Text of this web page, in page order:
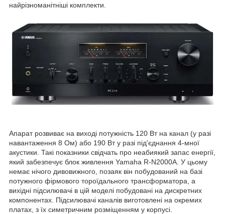
найрізноманітніші комплекти.
Апарат розвиває на виході потужність 120 Вт на канал (у разі
навантаження 8 Ом) або 190 Вт у разі під'єднання 4-мної
акустики. Такі показники свідчать про неабиякий запас енергії,
який забезпечує блок живлення Yamaha R-N2000A. У цьому
немає нічого дивовижного, позаяк він побудований на базі
потужного фірмового тороїдального трансформатора, а
вихідні підсилювачі в цій моделі побудовані на дискретних
компонентах. Підсилювачі каналів виготовлені на окремих
платах, з їх симетричним розміщенням у корпусі.